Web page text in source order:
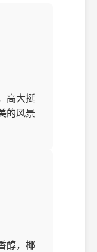
高大挺
的风景
醇，椰